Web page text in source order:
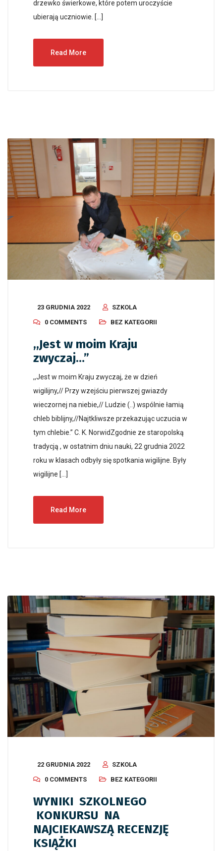
drzewko świerkowe, które potem uroczyście
ubierają uczniowie. […]
Read More
23 GRUDNIA 2022
SZKOLA
0 COMMENTS
BEZ KATEGORII
,,Jest w moim Kraju
zwyczaj…”
,,Jest w moim Kraju zwyczaj, że w dzień
wigilijny,// Przy wzejściu pierwszej gwiazdy
wieczornej na niebie,// Ludzie (..) wspólnie łamią
chleb biblijny,//Najtkliwsze przekazując uczucia w
tym chlebie.” C. K. NorwidZgodnie ze staropolską
tradycją , w ostatnim dniu nauki, 22 grudnia 2022
roku w klasach odbyły się spotkania wigilijne. Były
wigilijne […]
Read More
22 GRUDNIA 2022
SZKOLA
0 COMMENTS
BEZ KATEGORII
WYNIKI SZKOLNEGO
KONKURSU NA
NAJCIEKAWSZĄ RECENZJĘ
KSIĄŻKI